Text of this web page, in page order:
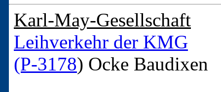
Karl-May-Gesellschaft
Leihverkehr der KMG
(P-3178) Ocke Baudixen